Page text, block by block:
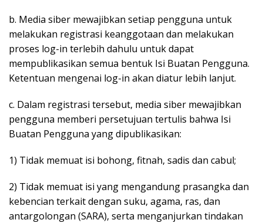
b. Media siber mewajibkan setiap pengguna untuk
melakukan registrasi keanggotaan dan melakukan
proses log-in terlebih dahulu untuk dapat
mempublikasikan semua bentuk Isi Buatan Pengguna.
Ketentuan mengenai log-in akan diatur lebih lanjut.
c. Dalam registrasi tersebut, media siber mewajibkan
pengguna memberi persetujuan tertulis bahwa Isi
Buatan Pengguna yang dipublikasikan:
1) Tidak memuat isi bohong, fitnah, sadis dan cabul;
2) Tidak memuat isi yang mengandung prasangka dan
kebencian terkait dengan suku, agama, ras, dan
antargolongan (SARA), serta menganjurkan tindakan